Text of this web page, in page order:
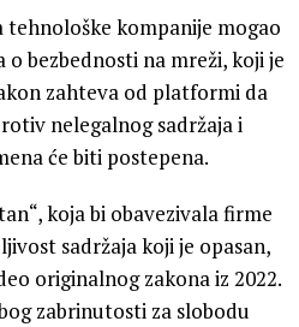
kompanije mogao
bezbednosti na mreži, koji je
zahteva od platformi da
nelegalnog sadržaja i
će biti postepena.
koja bi obavezivala firme
sadržaja koji je opasan,
originalnog zakona iz 2022.
zabrinutosti za slobodu